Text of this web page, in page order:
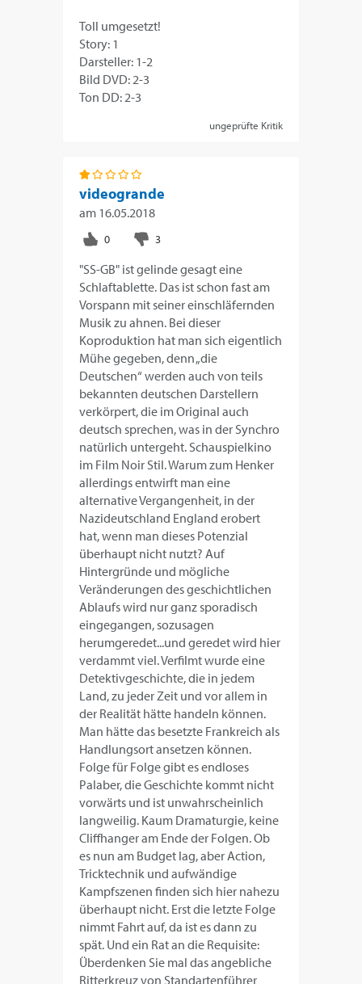
Toll umgesetzt!
Story: 1
Darsteller: 1-2
Bild DVD: 2-3
Ton DD: 2-3
ungeprüfte Kritik
videogrande
am 16.05.2018
"SS-GB" ist gelinde gesagt eine
Schlaftablette. Das ist schon fast am
Vorspann mit seiner einschläfernden
Musik zu ahnen. Bei dieser
Koproduktion hat man sich eigentlich
Mühe gegeben, denn „die
Deutschen“ werden auch von teils
bekannten deutschen Darstellern
verkörpert, die im Original auch
deutsch sprechen, was in der Synchro
natürlich untergeht. Schauspielkino
im Film Noir Stil. Warum zum Henker
allerdings entwirft man eine
alternative Vergangenheit, in der
Nazideutschland England erobert
hat, wenn man dieses Potenzial
überhaupt nicht nutzt? Auf
Hintergründe und mögliche
Veränderungen des geschichtlichen
Ablaufs wird nur ganz sporadisch
eingegangen, sozusagen
herumgeredet...und geredet wird hier
verdammt viel. Verfilmt wurde eine
Detektivgeschichte, die in jedem
Land, zu jeder Zeit und vor allem in
der Realität hätte handeln können.
Man hätte das besetzte Frankreich als
Handlungsort ansetzen können.
Folge für Folge gibt es endloses
Palaber, die Geschichte kommt nicht
vorwärts und ist unwahrscheinlich
langweilig. Kaum Dramaturgie, keine
Cliffhanger am Ende der Folgen. Ob
es nun am Budget lag, aber Action,
Tricktechnik und aufwändige
Kampfszenen finden sich hier nahezu
überhaupt nicht. Erst die letzte Folge
nimmt Fahrt auf, da ist es dann zu
spät. Und ein Rat an die Requisite:
Überdenken Sie mal das angebliche
Ritterkreuz von Standartenführer